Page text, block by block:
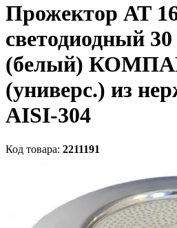
Прожектор АТ
светодиодный
(белый)
(универс.) из
AISI-304
Код товара: 2211191